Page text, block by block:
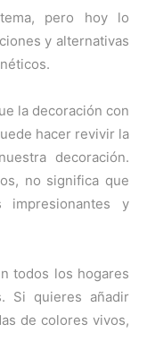
pero hoy lo
y alternativas
la decoración con
hacer revivir la
decoración.
no significa que
impresionantes y
todos los hogares
Si quieres añadir
de colores vivos,